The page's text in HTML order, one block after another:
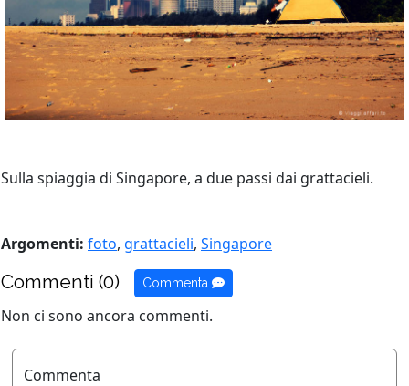
Sulla spiaggia di Singapore, a due passi dai grattacieli.
Argomenti: foto, grattacieli, Singapore
Commenti (0) Commenta
Non ci sono ancora commenti.
Commenta